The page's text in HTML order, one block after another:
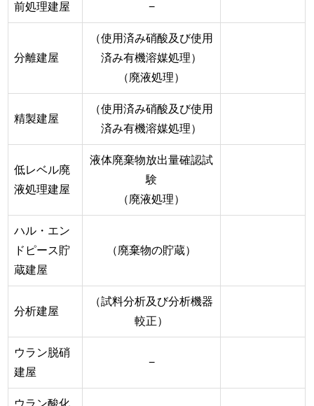
前処理建屋 −
分離建屋
（使用済み硝酸及び使用
済み有機溶媒処理）
（廃液処理）
精製建屋
（使用済み硝酸及び使用
済み有機溶媒処理）
低レベル廃
液処理建屋
液体廃棄物放出量確認試
験
（廃液処理）
ハル・エン
ドピース貯
蔵建屋
（廃棄物の貯蔵）
分析建屋
（試料分析及び分析機器
較正）
ウラン脱硝
建屋
−
ウラン酸化